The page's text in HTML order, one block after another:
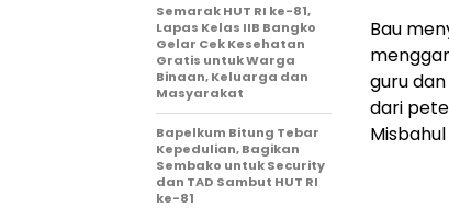
Bau
guru
dari
Semarak HUT RI ke-81,
Lapas Kelas IIB Bangko
Gelar Cek Kesehatan
Gratis untuk Warga
Binaan, Keluarga dan
Masyarakat
Bapelkum Bitung Tebar
Kepedulian, Bagikan
Sembako untuk Security
dan TAD Sambut HUT RI
ke-81